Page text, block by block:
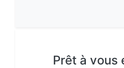
Prêt à vous